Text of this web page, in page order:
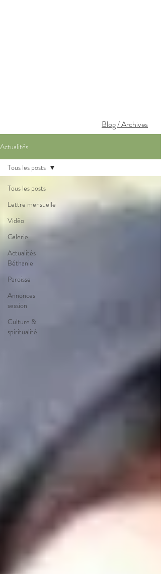
Blog / Archives
Actualités
Tous les posts
Lettre mensuelle
Vidéo
Galerie
Actualités
Béthanie
Paroisse
Annonces
session
Culture &
spiritualité
Tous les posts